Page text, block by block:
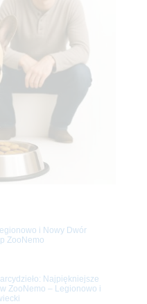
i Nowy Dwór
ZooNemo
Najpiękniejsze
ZooNemo – Legionowo i